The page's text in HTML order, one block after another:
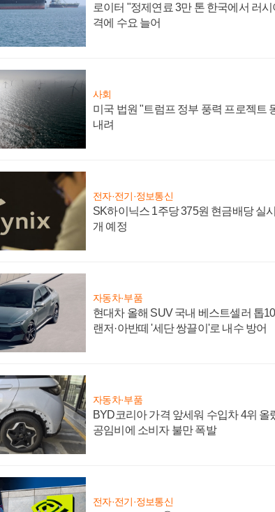
로이터 "정제연료 3만 톤 한국에서 러
격에 수요 늘어
사회
미국 법원 "트럼프 정부 풍력 프로젝트
내려
전자·전기·정보통신
SK하이닉스 1주당 375원 현금배당 실
개 예정
자동차·부품
현대차 올해 SUV 국내 베스트셀러 톱
랜저·아반떼 '세단 쌍끌이'로 내수 방어
자동차·부품
BYD코리아 가격 앞세워 수입차 4위 올
공임비에 소비자 불만 폭발
전자·전기·정보통신